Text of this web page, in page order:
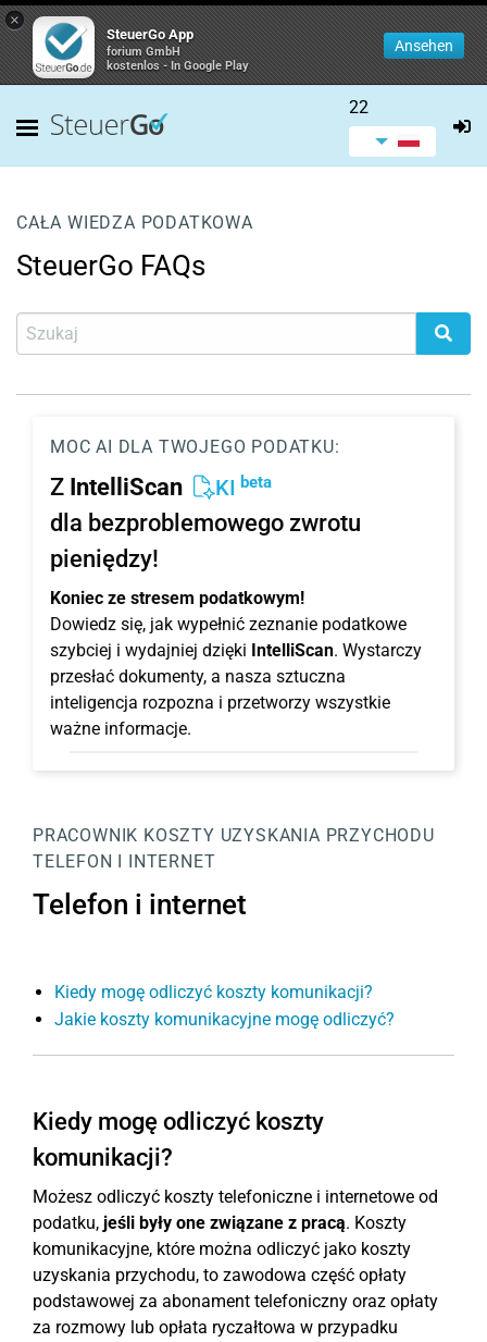
×
SteuerGo App
forium GmbH
kostenlos - In Google Play
Ansehen
22
CAŁA WIEDZA PODATKOWA
SteuerGo FAQs
MOC AI DLA TWOJEGO PODATKU:
Z IntelliScan KI beta
dla bezproblemowego zwrotu
pieniędzy!
Koniec ze stresem podatkowym!
Dowiedz się, jak wypełnić zeznanie podatkowe
szybciej i wydajniej dzięki IntelliScan. Wystarczy
przesłać dokumenty, a nasza sztuczna
inteligencja rozpozna i przetworzy wszystkie
ważne informacje.
PRACOWNIK KOSZTY UZYSKANIA PRZYCHODU
TELEFON I INTERNET
Telefon i internet
Kiedy mogę odliczyć koszty komunikacji?
Jakie koszty komunikacyjne mogę odliczyć?
Kiedy mogę odliczyć koszty
komunikacji?
Możesz odliczyć koszty telefoniczne i internetowe od
podatku, jeśli były one związane z pracą. Koszty
komunikacyjne, które można odliczyć jako koszty
uzyskania przychodu, to zawodowa część opłaty
podstawowej za abonament telefoniczny oraz opłaty
za rozmowy lub opłata ryczałtowa w przypadku